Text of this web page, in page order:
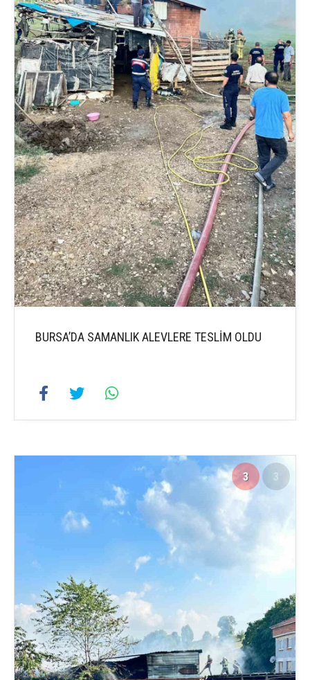
BURSA’DA SAMANLIK ALEVLERE TESLİM OLDU
3 3